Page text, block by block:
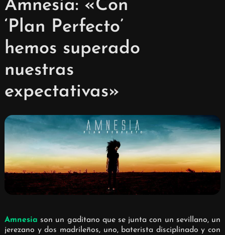
Amnesia: «Con
‘Plan Perfecto’
hemos superado
nuestras
expectativas»
Amnesia son un gaditano que se junta con un sevillano, un
jerezano y dos madrileños, uno, baterista disciplinado y con